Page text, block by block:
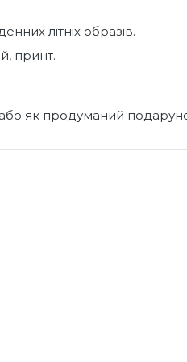
літніх образів.
принт.
як продуманий